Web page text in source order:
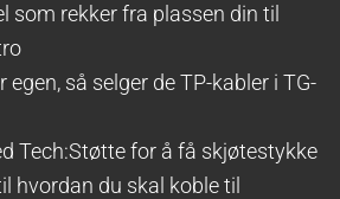
som rekker fra plassen din til
egen, så selger de TP-kabler i TG-
Tech:Støtte for å få skjøtestykke
hvordan du skal koble til